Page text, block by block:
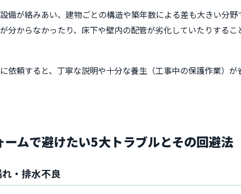
備が絡みあい、建物ごとの構造や築年数による差も大きい分
分からなかったり、床下や壁内の配管が劣化していたりする
依頼すると、丁寧な説明や十分な養生（工事中の保護作業）
ムで避けたい5大トラブルとその回避法
・排水不良